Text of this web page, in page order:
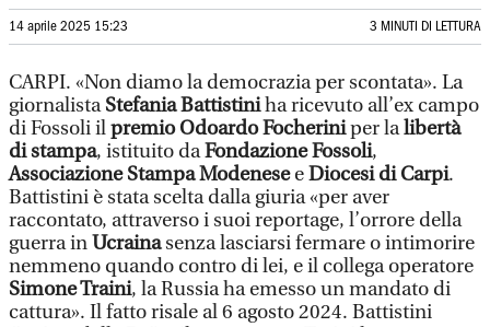
14 aprile 2025 15:23 3 MINUTI DI LETTURA
CARPI. «Non diamo la democrazia per scontata». La
giornalistaStefania Battistiniha ricevuto all’ex campo
di Fossoli ilpremio Odoardo Focheriniper lalibertà
di stampa, istituito daFondazione Fossoli,
Associazione Stampa ModeneseeDiocesi di Carpi.
Battistini è stata scelta dalla giuria «per aver
raccontato, attraverso i suoi reportage, l’orrore della
guerra inUcrainasenza lasciarsi fermare o intimorire
nemmeno quando contro di lei, e il collega operatore
Simone Traini, la Russia ha emesso un mandato di
cattura». Il fatto risale al 6 agosto 2024. Battistini